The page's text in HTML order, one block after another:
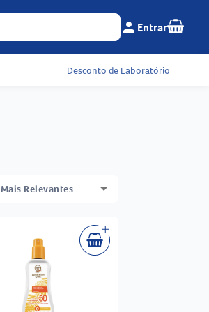
Menu do cliente e
person Entrar Seu
Desconto de Laboratório
Mais Relevantes